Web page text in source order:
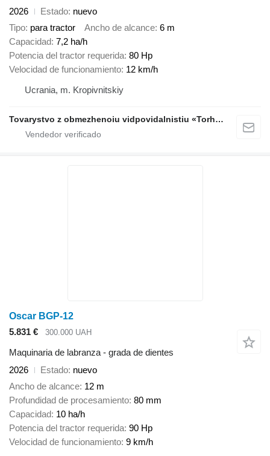
2026
Estado nuevo
Tipo para tractor Ancho de alcance 6 m
Capacidad 7,2 ha/h
Potencia del tractor requerida 80 Hp
Velocidad de funcionamiento 12 km/h
Ucrania, m. Kropivnitskiy
Tovarystvo z obmezhenoiu vidpovidalnistiu «Torhovyi Dim Ahro Partnery»
Oscar BGP-12
5.831 €
300.000 UAH
Maquinaria de labranza - grada de dientes
2026
Estado nuevo
Ancho de alcance 12 m
Profundidad de procesamiento 80 mm
Capacidad 10 ha/h
Potencia del tractor requerida 90 Hp
Velocidad de funcionamiento 9 km/h